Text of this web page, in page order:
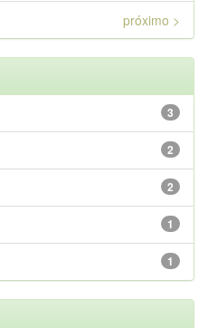
próximo >
3
2
2
1
1